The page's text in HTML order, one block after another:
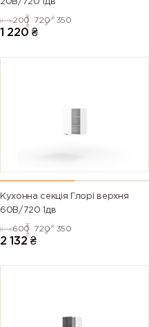
20В/720 1дв
200 720 350
1 220 ₴
Кухонна секція Глорі верхня
60В/720 1дв
600 720 350
2 132 ₴